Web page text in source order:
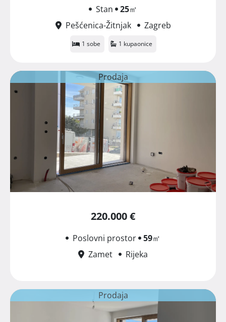
Stan 25㎡
Pešćenica-Žitnjak
Zagreb
1 sobe 1 kupaonice
Prodaja
220.000 €
Poslovni prostor 59㎡
Zamet
Rijeka
Prodaja